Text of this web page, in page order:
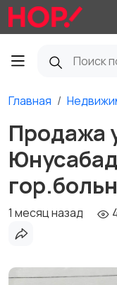
Главная
Продажа
1 месяц назад